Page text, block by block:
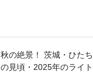
秋の絶景！ 茨城・ひた
の見頃・2025年のライ